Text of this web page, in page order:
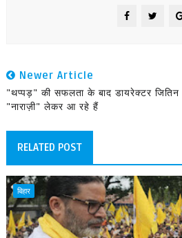
Newer Article
"थप्पड़" की सफलता के बाद डायरेक्टर
"नाराज़ी" लेकर आ रहे हैं
RELATED POST
बिहार